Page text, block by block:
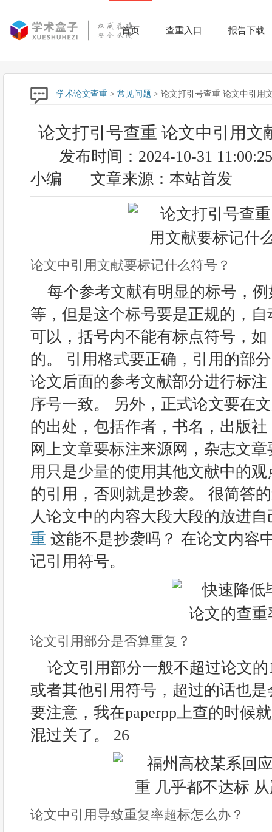
首页 查重入口 报告下载
学术论文查重 > 常见问题 > 论文打引号查重 论文中引用
论文打引号查重 论文中引用文
发布时间：2024-10-31 11:00:25
小编
文章来源：本站首发
论文中引用文献要标记什么符号？
每个参考文献有明显的标号，
等，但是这个标号要是正规的，
可以，括号内不能有标点符号，
的。 引用格式要正确，引用的部
论文后面的参考文献部分进行标
序号一致。 另外，正式论文要在
的出处，包括作者，书名，出版
网上文章要标注来源网，杂志文
用只是少量的使用其他文献中的
的引用，否则就是抄袭。 很简答
人论文中的内容大段大段的放进
重 这能不是抄袭吗？ 在论文内容
记引用符号。
论文引用部分是否算重复？
论文引用部分一般不超过论文
或者其他引用符号，超过的话也
要注意，我在paperpp上查的时候
混过关了。 26
论文中引用导致重复率超标怎么办？